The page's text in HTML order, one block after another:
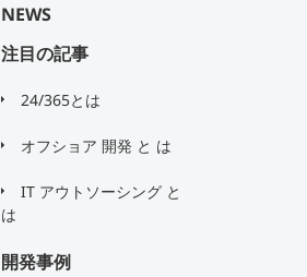
NEWS
注目の記事
24/365とは
オフショア 開発 と は
IT アウトソーシング と
は
開発事例